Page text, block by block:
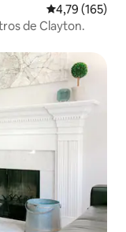
Classificação
4,79 (165)
de Clayton.